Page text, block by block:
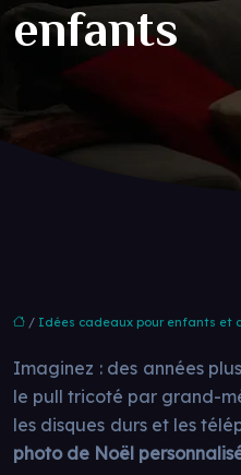
enfants
/ Idées cadeaux pour enfants et
Imaginez : des années
le pull tricoté par grand-
les disques durs et les
photo de Noël